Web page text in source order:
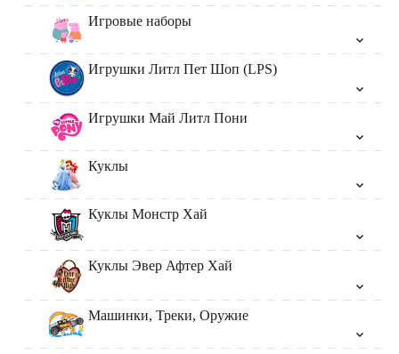
Игровые наборы
Игрушки Литл Пет Шоп (LPS)
Игрушки Май Литл Пони
Куклы
Куклы Монстр Хай
Куклы Эвер Афтер Хай
Машинки, Треки, Оружие